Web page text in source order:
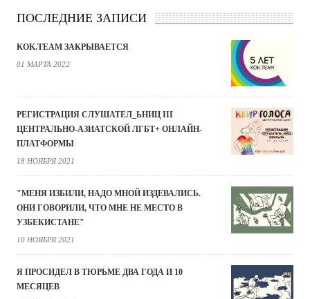
ПОСЛЕДНИЕ ЗАПИСИ
KOK.TEAM ЗАКРЫВАЕТСЯ
01 МАРТА 2022
РЕГИСТРАЦИЯ СЛУШАТЕЛ_ЬНИЦ III
ЦЕНТРАЛЬНО-АЗИАТСКОЙ ЛГБТ+ ОНЛАЙН-
ПЛАТФОРМЫ
18 НОЯБРЯ 2021
"МЕНЯ ИЗБИЛИ, НАДО МНОЙ ИЗДЕВАЛИСЬ.
ОНИ ГОВОРИЛИ, ЧТО МНЕ НЕ МЕСТО В
УЗБЕКИСТАНЕ"
10 НОЯБРЯ 2021
Я ПРОСИДЕЛ В ТЮРЬМЕ ДВА ГОДА И 10
МЕСЯЦЕВ